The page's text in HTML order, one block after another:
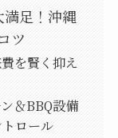
満足！沖縄
ツ
を賢く抑え
＆BBQ設備
ロール